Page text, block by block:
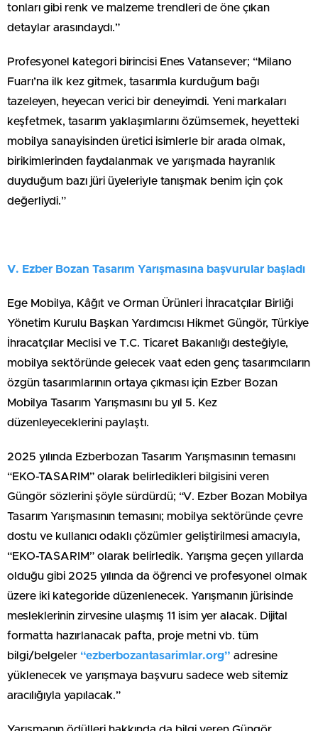
tonları gibi renk ve malzeme trendleri de öne çıkan
detaylar arasındaydı.”
Profesyonel kategori birincisi Enes Vatansever; “Milano
Fuarı’na ilk kez gitmek, tasarımla kurduğum bağı
tazeleyen, heyecan verici bir deneyimdi. Yeni markaları
keşfetmek, tasarım yaklaşımlarını özümsemek, heyetteki
mobilya sanayisinden üretici isimlerle bir arada olmak,
birikimlerinden faydalanmak ve yarışmada hayranlık
duyduğum bazı jüri üyeleriyle tanışmak benim için çok
değerliydi.”
V. Ezber Bozan Tasarım Yarışmasına başvurular başladı
Ege Mobilya, Kâğıt ve Orman Ürünleri İhracatçılar Birliği
Yönetim Kurulu Başkan Yardımcısı Hikmet Güngör, Türkiye
İhracatçılar Meclisi ve T.C. Ticaret Bakanlığı desteğiyle,
mobilya sektöründe gelecek vaat eden genç tasarımcıların
özgün tasarımlarının ortaya çıkması için Ezber Bozan
Mobilya Tasarım Yarışmasını bu yıl 5. Kez
düzenleyeceklerini paylaştı.
2025 yılında Ezberbozan Tasarım Yarışmasının temasını
“EKO-TASARIM” olarak belirledikleri bilgisini veren
Güngör sözlerini şöyle sürdürdü; “V. Ezber Bozan Mobilya
Tasarım Yarışmasının temasını; mobilya sektöründe çevre
dostu ve kullanıcı odaklı çözümler geliştirilmesi amacıyla,
“EKO-TASARIM” olarak belirledik. Yarışma geçen yıllarda
olduğu gibi 2025 yılında da öğrenci ve profesyonel olmak
üzere iki kategoride düzenlenecek. Yarışmanın jürisinde
mesleklerinin zirvesine ulaşmış 11 isim yer alacak. Dijital
formatta hazırlanacak pafta, proje metni vb. tüm
bilgi/belgeler “ezberbozantasarimlar.org” adresine
yüklenecek ve yarışmaya başvuru sadece web sitemiz
aracılığıyla yapılacak.”